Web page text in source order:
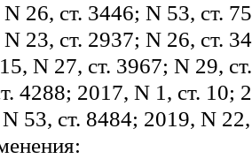
26, ст. 3446; N 53, ст.
23, ст. 2937; N 26, ст.
N 27, ст. 3967; N 29,
4288; 2017, N 1, ст. 10;
53, ст. 8484; 2019, N